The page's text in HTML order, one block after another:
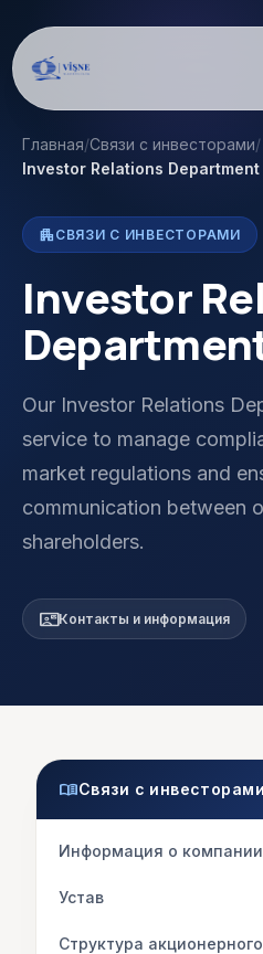
Главная/Связи с инвесторами/
Investor Relations Department
apartment СВЯЗИ С ИНВЕСТОРАМИ
Investor
Our Investor Relations
service to manage
market regulations and
communication between
shareholders.
contact_mailКонтакты и информация
menu_bookСвязи с инвесторами
Информация о компании
Устав
Структура